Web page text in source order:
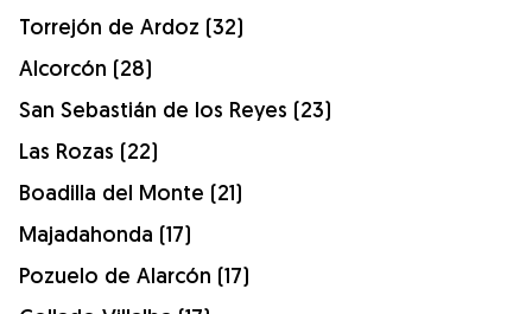
Torrejón de Ardoz (32)
Alcorcón (28)
San Sebastián de los Reyes (23)
Las Rozas (22)
Boadilla del Monte (21)
Majadahonda (17)
Pozuelo de Alarcón (17)